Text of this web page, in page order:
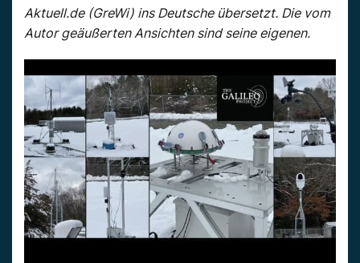
Aktuell.de (GreWi) ins Deutsche übersetzt. Die vom
Autor geäußerten Ansichten sind seine eigenen.